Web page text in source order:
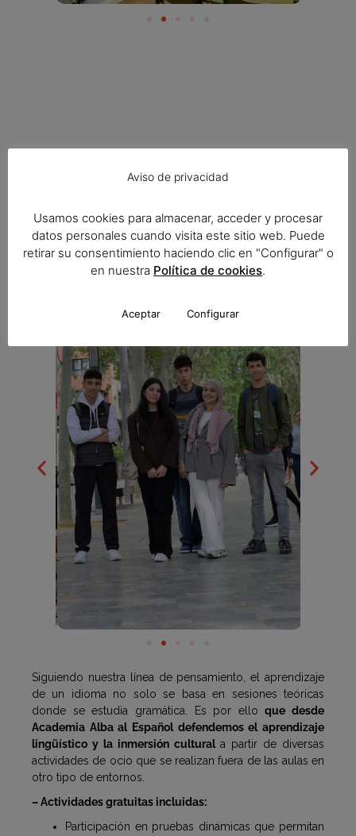
Excursiones y
actividades
extraescolares
Siguiendo nuestra línea de pensamiento, el aprendizaje
de un idioma no solo se basa en sesiones teóricas
donde se estudia gramática. Es por elloque desde
Academia Alba al Español defendemos el aprendizaje
lingüístico y la inmersión cultural a partir de diversas
actividades de ocio que se realizan fuera de las aulas en
otro tipo de entornos.
– Actividades gratuitas incluidas:
Participación en pruebas dinámicas que permitan
Aviso de privacidad
Usamos cookies para almacenar, acceder y procesar
datos personales cuando visita este sitio web. Puede
retirar su consentimiento haciendo clic en "Configurar" o
en nuestra Política de cookies.
Aceptar Configurar